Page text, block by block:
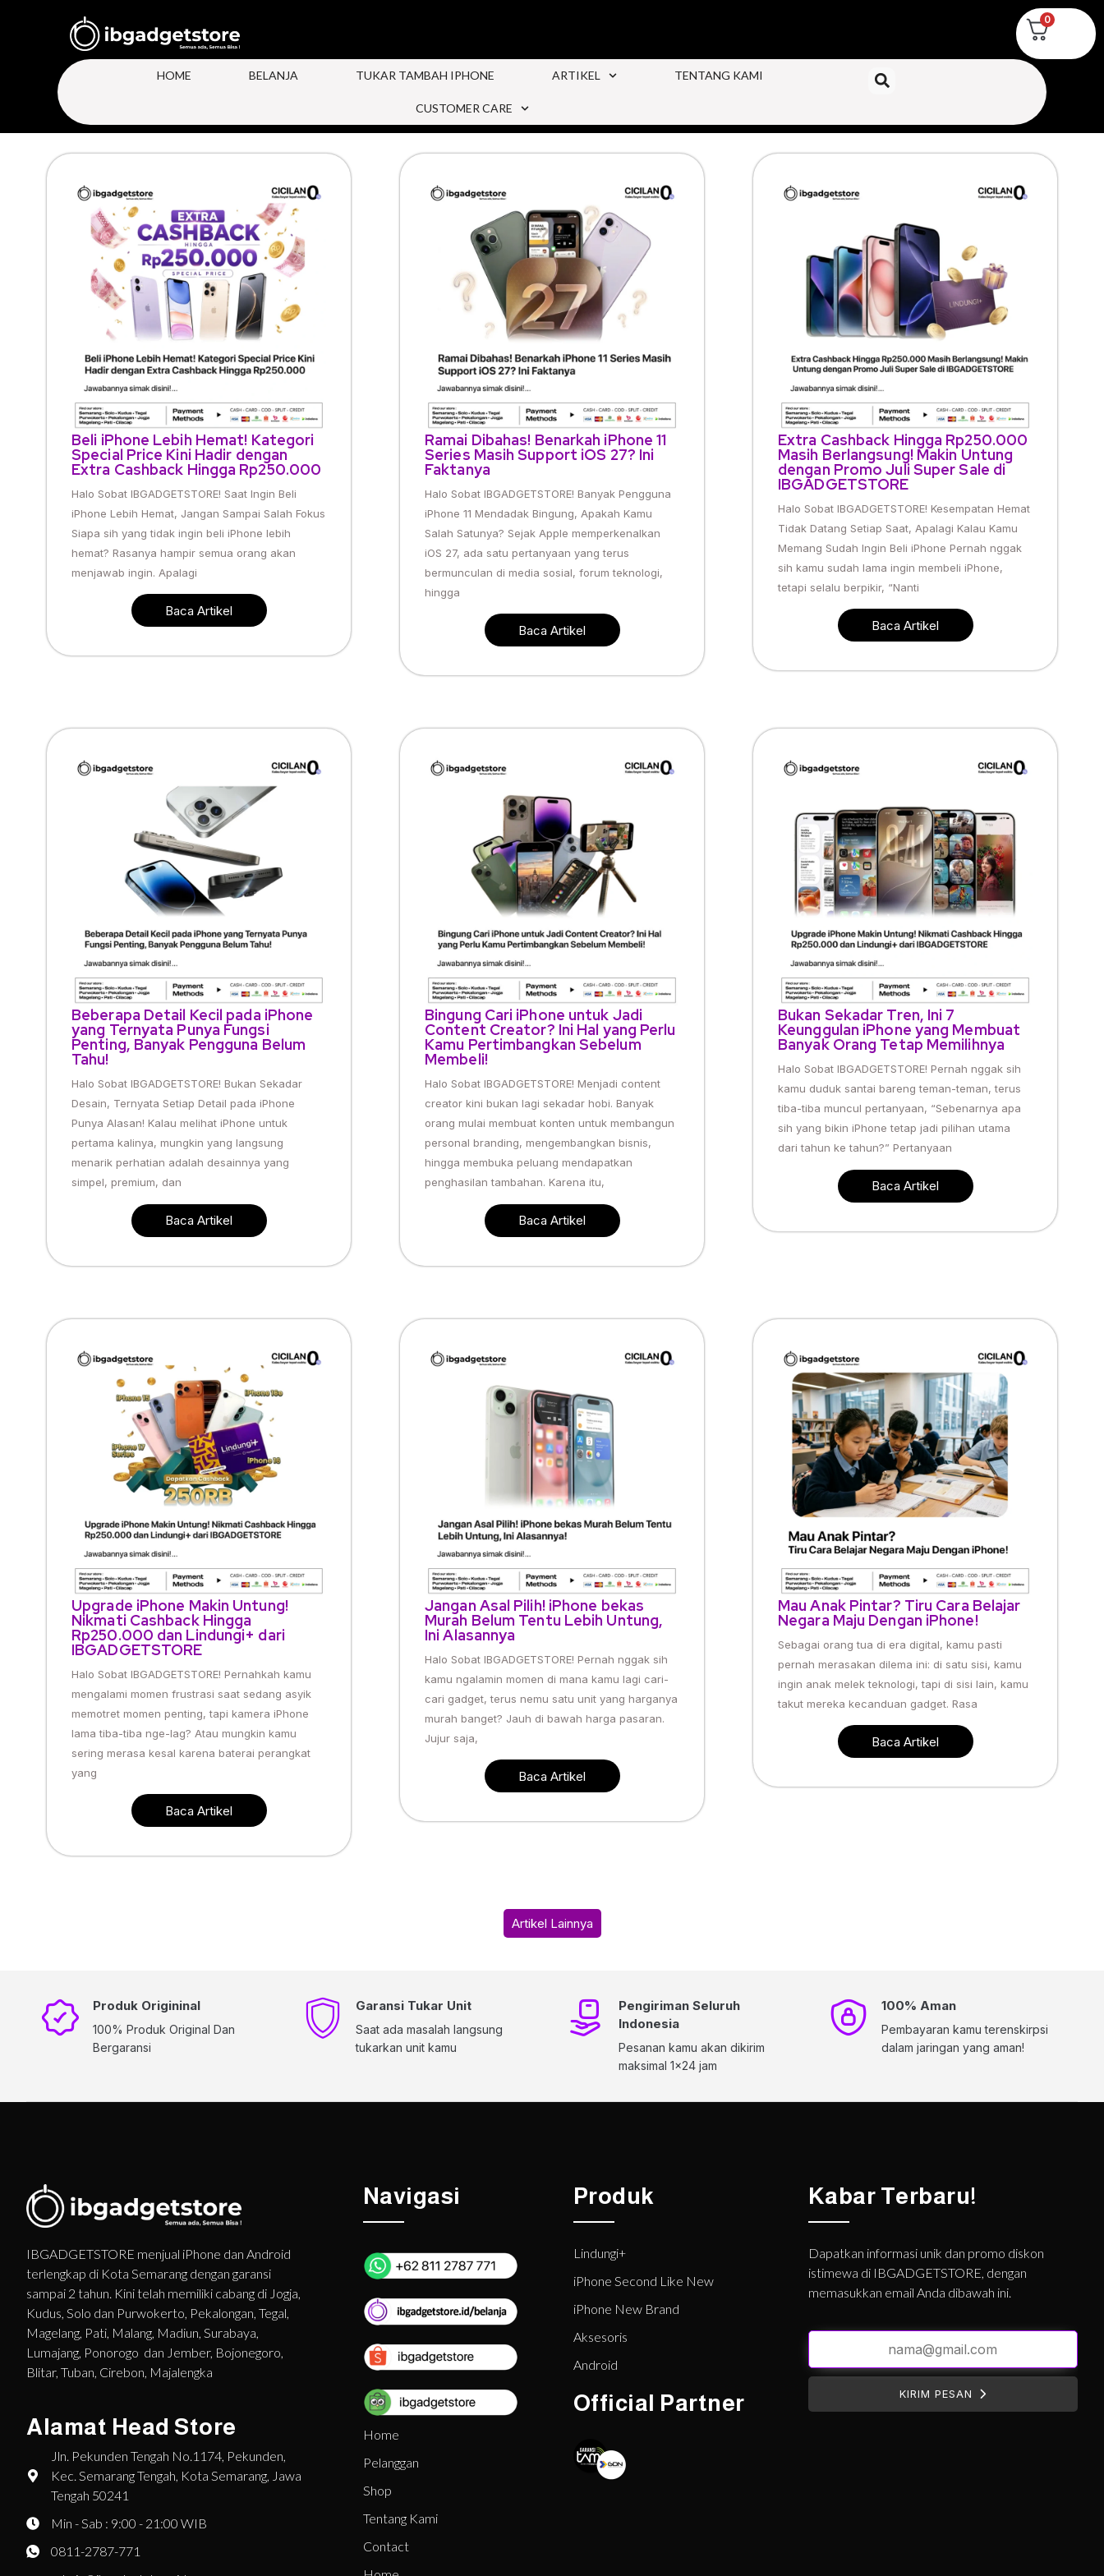
0
HOME BELANJA TUKAR TAMBAH IPHONE ARTIKEL TENTANG KAMI
CUSTOMER CARE
Beli iPhone Lebih Hemat! Kategori
Special Price Kini Hadir dengan
Extra Cashback Hingga Rp250.000
Halo Sobat IBGADGETSTORE! Saat Ingin Beli
iPhone Lebih Hemat, Jangan Sampai Salah Fokus
Siapa sih yang tidak ingin beli iPhone lebih
hemat? Rasanya hampir semua orang akan
menjawab ingin. Apalagi
Baca Artikel
Ramai Dibahas! Benarkah iPhone 11
Series Masih Support iOS 27? Ini
Faktanya
Halo Sobat IBGADGETSTORE! Banyak Pengguna
iPhone 11 Mendadak Bingung, Apakah Kamu
Salah Satunya? Sejak Apple memperkenalkan
iOS 27, ada satu pertanyaan yang terus
bermunculan di media sosial, forum teknologi,
hingga
Baca Artikel
Extra Cashback Hingga Rp250.000
Masih Berlangsung! Makin Untung
dengan Promo Juli Super Sale di
IBGADGETSTORE
Halo Sobat IBGADGETSTORE! Kesempatan Hemat
Tidak Datang Setiap Saat, Apalagi Kalau Kamu
Memang Sudah Ingin Beli iPhone Pernah nggak
sih kamu sudah lama ingin membeli iPhone,
tetapi selalu berpikir, “Nanti
Baca Artikel
Beberapa Detail Kecil pada iPhone
yang Ternyata Punya Fungsi
Penting, Banyak Pengguna Belum
Tahu!
Halo Sobat IBGADGETSTORE! Bukan Sekadar
Desain, Ternyata Setiap Detail pada iPhone
Punya Alasan! Kalau melihat iPhone untuk
pertama kalinya, mungkin yang langsung
menarik perhatian adalah desainnya yang
simpel, premium, dan
Baca Artikel
Bingung Cari iPhone untuk Jadi
Content Creator? Ini Hal yang Perlu
Kamu Pertimbangkan Sebelum
Membeli!
Halo Sobat IBGADGETSTORE! Menjadi content
creator kini bukan lagi sekadar hobi. Banyak
orang mulai membuat konten untuk membangun
personal branding, mengembangkan bisnis,
hingga membuka peluang mendapatkan
penghasilan tambahan. Karena itu,
Baca Artikel
Bukan Sekadar Tren, Ini 7
Keunggulan iPhone yang Membuat
Banyak Orang Tetap Memilihnya
Halo Sobat IBGADGETSTORE! Pernah nggak sih
kamu duduk santai bareng teman-teman, terus
tiba-tiba muncul pertanyaan, “Sebenarnya apa
sih yang bikin iPhone tetap jadi pilihan utama
dari tahun ke tahun?” Pertanyaan
Baca Artikel
Upgrade iPhone Makin Untung!
Nikmati Cashback Hingga
Rp250.000 dan Lindungi+ dari
IBGADGETSTORE
Halo Sobat IBGADGETSTORE! Pernahkah kamu
mengalami momen frustrasi saat sedang asyik
memotret momen penting, tapi kamera iPhone
lama tiba-tiba nge-lag? Atau mungkin kamu
sering merasa kesal karena baterai perangkat
yang
Baca Artikel
Jangan Asal Pilih! iPhone bekas
Murah Belum Tentu Lebih Untung,
Ini Alasannya
Halo Sobat IBGADGETSTORE! Pernah nggak sih
kamu ngalamin momen di mana kamu lagi cari-
cari gadget, terus nemu satu unit yang harganya
murah banget? Jauh di bawah harga pasaran.
Jujur saja,
Baca Artikel
Mau Anak Pintar? Tiru Cara Belajar
Negara Maju Dengan iPhone!
Sebagai orang tua di era digital, kamu pasti
pernah merasakan dilema ini: di satu sisi, kamu
ingin anak melek teknologi, tapi di sisi lain, kamu
takut mereka kecanduan gadget. Rasa
Baca Artikel
Artikel Lainnya
Produk Origininal
100% Produk Original Dan
Bergaransi
Garansi Tukar Unit
Saat ada masalah langsung
tukarkan unit kamu
Pengiriman Seluruh
Indonesia
Pesanan kamu akan dikirim
maksimal 1x24 jam
100% Aman
Pembayaran kamu terenskirpsi
dalam jaringan yang aman!
IBGADGETSTORE menjual iPhone dan Android
terlengkap di Kota Semarang dengan garansi
sampai 2 tahun. Kini telah memiliki cabang di Jogja,
Kudus, Solo dan Purwokerto, Pekalongan, Tegal,
Magelang, Pati, Malang, Madiun, Surabaya,
Lumajang, Ponorogo dan Jember, Bojonegoro,
Blitar, Tuban, Cirebon, Majalengka
Alamat Head Store
Jln. Pekunden Tengah No.1174, Pekunden,
Kec. Semarang Tengah, Kota Semarang, Jawa
Tengah 50241
Min - Sab : 9:00 - 21:00 WIB
0811-2787-771
Navigasi
Home
Pelanggan
Shop
Tentang Kami
Contact
Produk
Lindungi+
iPhone Second Like New
iPhone New Brand
Aksesoris
Android
Official Partner
Kabar Terbaru!
Dapatkan informasi unik dan promo diskon
istimewa di IBGADGETSTORE, dengan
memasukkan email Anda dibawah ini.
KIRIM PESAN